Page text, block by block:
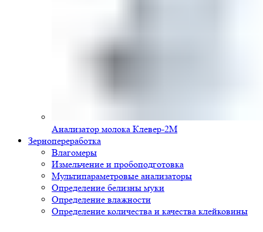
Анализатор молока Клевер-2М
Зернопереработка
Влагомеры
Измельчение и пробоподготовка
Мультипараметровые анализаторы
Определение белизны муки
Определение влажности
Определение количества и качества клейковины